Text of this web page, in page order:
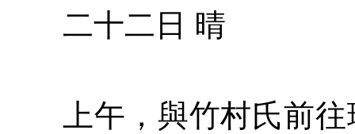
二十二日 晴
上午，與竹村氏前